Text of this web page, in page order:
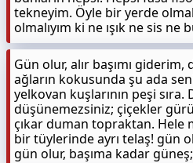
tekneyim. Öyle bir yerde
olmalıyım ki ne ışık ne sis
Gün olur, alır başımı giderim,
ağların kokusunda şu ada
yelkovan kuşlarının peşi sıra.
düşünemezsiniz; çiçekler
çıkar duman topraktan. Hele
bir tüylerinde ayrı telaş! gün
gün olur, başıma kadar